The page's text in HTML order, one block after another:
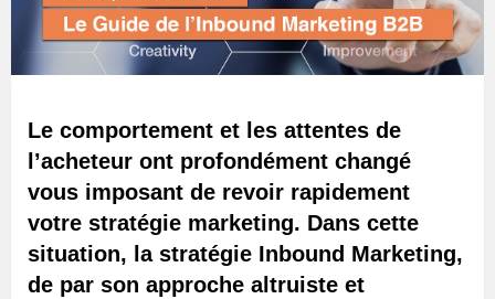
Le comportement et les attentes de
l’acheteur ont profondément changé
vous imposant de revoir rapidement
votre stratégie marketing. Dans cette
situation, la stratégie Inbound Marketing,
de par son approche altruiste et